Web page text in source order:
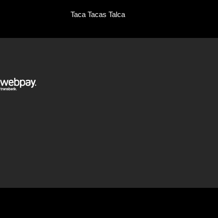
Taca Tacas Talca